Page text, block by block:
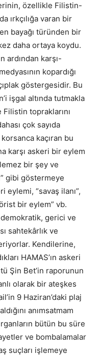
özellikle Filistin-
ırkçılığa varan bir
bayağı türünden bir
daha ortaya koydu.
ardından karşı-
kopardığı
göstergesidir. Bu
işgal altında tutmakla
Filistin topraklarını
çok sayıda
kaçıran bu
karşı askeri bir eylem
bir şey ve
gibi göstermeye
eylemi, “savaş ilanı”,
bir eylem” vb.
gerici ve
sahtekârlık ve
Kendilerine,
HAMAS’ın askeri
Şin Bet’in raporunun
olarak bir ateşkes
9 Haziran’daki plaj
anımsatmam
bütün bu süre
ve bombalamalar
suçları işlemeye